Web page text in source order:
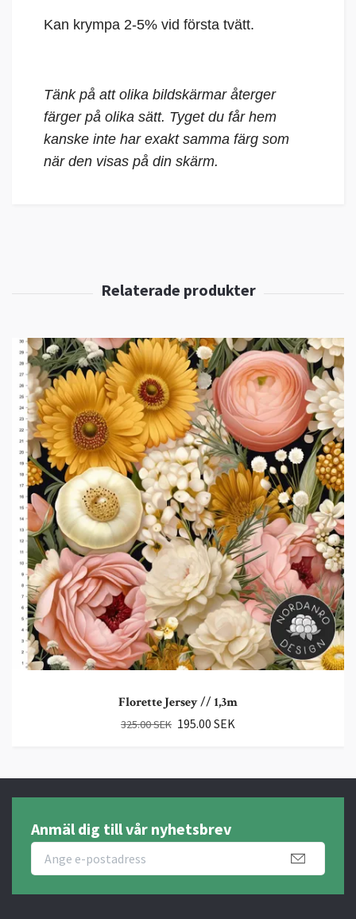
Kan krympa 2-5% vid första tvätt.
Tänk på att olika bildskärmar återger
färger på olika sätt. Tyget du får hem
kanske inte har exakt samma färg som
när den visas på din skärm.
Florette Jersey // 1,3m
325.00 SEK 195.00 SEK
Anmäl dig till vår nyhetsbrev